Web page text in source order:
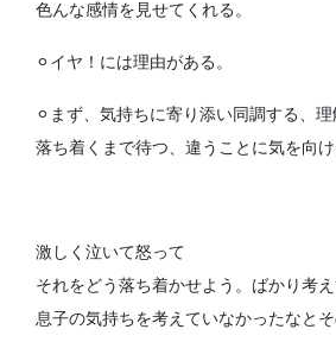
色んな感情を見せてくれる。
⚪︎イヤ！には理由がある。
⚪︎まず、気持ちに寄り添い同調する、理
落ち着くまで待つ、違うことに気を向け
激しく泣いて怒って
それをどう落ち着かせよう。ばかり考
息子の気持ちを考えていなかったなと